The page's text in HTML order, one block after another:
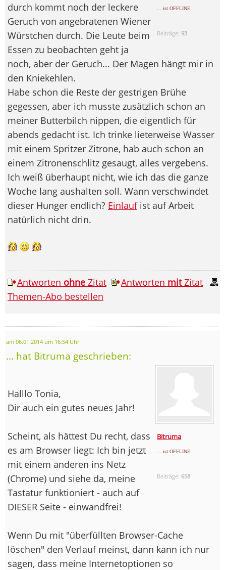
... ist OFFLINE
Beiträge:93
durch kommt noch der leckere
Geruch von angebratenen Wiener
Würstchen durch. Die Leute beim
Essen zu beobachten geht ja
noch, aber der Geruch... Der Magen hängt mir in
den Kniekehlen.
Habe schon die Reste der gestrigen Brühe
gegessen, aber ich musste zusätzlich schon an
meiner Butterbilch nippen, die eigentlich für
abends gedacht ist. Ich trinke lieterweise Wasser
mit einem Spritzer Zitrone, hab auch schon an
einem Zitronenschlitz gesaugt, alles vergebens.
Ich weiß überhaupt nicht, wie ich das die ganze
Woche lang aushalten soll. Wann verschwindet
dieser Hunger endlich? Einlaufist auf Arbeit
natürlich nicht drin.
Antworten ohne Zitat Antworten mitZitat
Themen-Abo bestellen
am 06.01.2014 um 16:54 Uhr
... hat Bitruma geschrieben:
Bitruma
... ist OFFLINE
Beiträge:658
Halllo Tonia,
Dir auch ein gutes neues Jahr!
Scheint, als hättest Du recht, dass
es am Browser liegt: Ich bin jetzt
mit einem anderen ins Netz
(Chrome) und siehe da, meine
Tastatur funktioniert - auch auf
DIESER Seite - einwandfrei!
Wenn Du mit "überfüllten Browser-Cache
löschen" den Verlauf meinst, dann kann ich nur
sagen, dass meine Internetoptionen so